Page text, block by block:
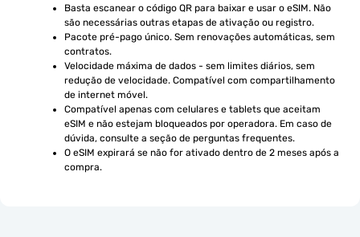
Basta escanear o código QR para baixar e usar o eSIM. Não
são necessárias outras etapas de ativação ou registro.
Pacote pré-pago único. Sem renovações automáticas, sem
contratos.
Velocidade máxima de dados - sem limites diários, sem
redução de velocidade. Compatível com compartilhamento
de internet móvel.
Compatível apenas com celulares e tablets que aceitam
eSIM e não estejam bloqueados por operadora. Em caso de
dúvida, consulte a seção de perguntas frequentes.
O eSIM expirará se não for ativado dentro de 2 meses após a
compra.